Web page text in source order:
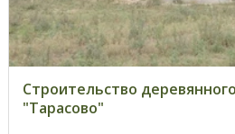
Строительство
"Тарасово"